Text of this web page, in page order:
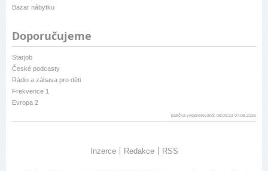
Bazar nábytku
Doporučujeme
Starjob
České podcasty
Rádio a zábava pro děti
Frekvence 1
Evropa 2
patička vygenerovaná: 08:00:23 07.08.2026
Inzerce Redakce RSS